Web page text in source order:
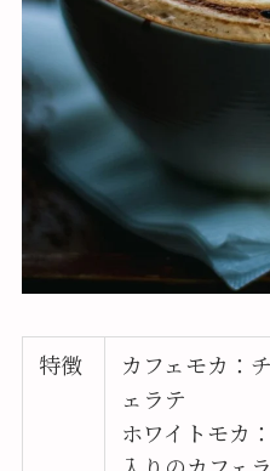
特徴
カフェモカ：
ェラテ
ホワイトモカ